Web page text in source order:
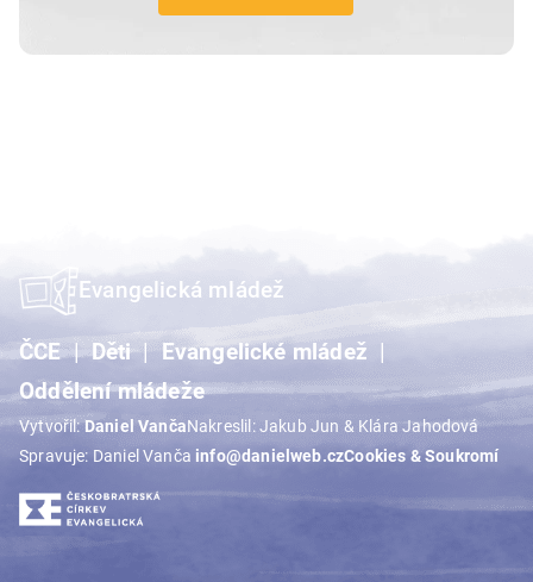
Evangelická mládež
ČCE Děti
Evangelické mládež
Oddělení mládeže
Vytvořil:Daniel VančaNakreslil: Jakub Jun & Klára Jahodová
Spravuje: Daniel Vanča info@danielweb.czCookies & Soukromí